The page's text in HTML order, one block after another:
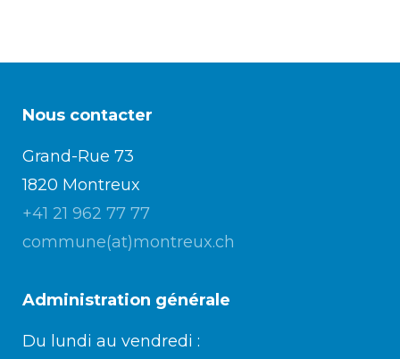
Environnement
Locations
Mobilité
Nous contacter
Grand-Rue 73
1820 Montreux
+41 21 962 77 77
commune(at)montreux.ch
Administration générale
Du lundi au vendredi :